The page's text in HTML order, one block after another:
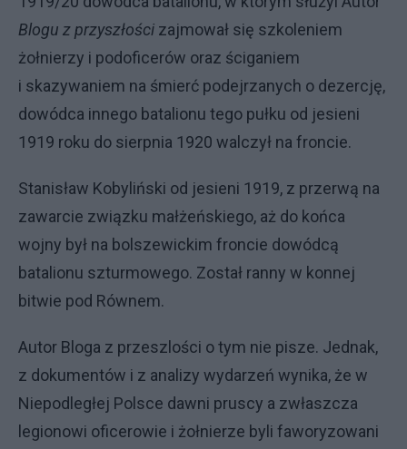
Blogu z przyszłości zajmował się szkoleniem
żołnierzy i podoficerów oraz ściganiem
i skazywaniem na śmierć podejrzanych o dezercję,
dowódca innego batalionu tego pułku od jesieni
1919 roku do sierpnia 1920 walczył na froncie.
Stanisław Kobyliński od jesieni 1919, z przerwą na
zawarcie związku małżeńskiego, aż do końca
wojny był na bolszewickim froncie dowódcą
batalionu szturmowego. Został ranny w konnej
bitwie pod Równem.
Autor Bloga z przeszlości o tym nie pisze. Jednak,
z dokumentów i z analizy wydarzeń wynika, że w
Niepodległej Polsce dawni pruscy a zwłaszcza
legionowi oficerowie i żołnierze byli faworyzowani